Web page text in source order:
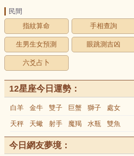
民間
指紋算命
手相查詢
生男生女預測 眼跳測吉凶
六爻占卜
12星座今日運勢：
白羊 金牛 雙子 巨蟹 獅子 處女
天秤 天蠍 射手 魔羯 水瓶 雙魚
今日網友夢境：